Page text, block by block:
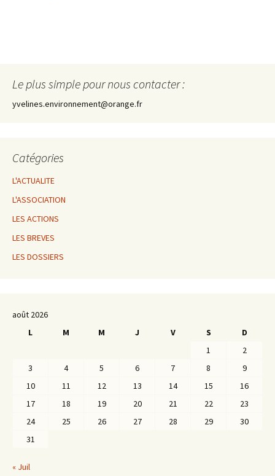
Le plus simple pour nous contacter :
yvelines.environnement@orange.fr
Catégories
L'ACTUALITE
L'ASSOCIATION
LES ACTIONS
LES BREVES
LES DOSSIERS
août 2026
L
M M J V S
D
1
2
3
4 5 6 7 8
9
10
11 12 13 14 15
16
17
18 19 20 21 22
23
24
25 26 27 28 29
30
31
« Juil